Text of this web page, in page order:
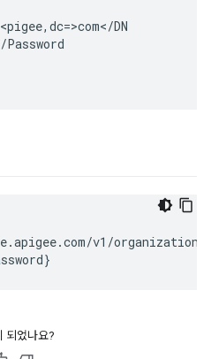
, dc=>com</DN
/Password
v1/
되었나요?